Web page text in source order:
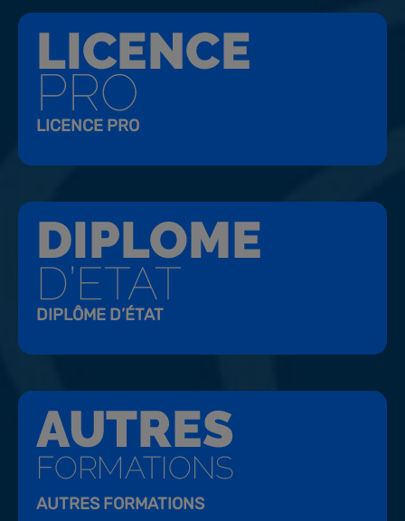
LICENCE PRO
DIPLÔME D’ÉTAT
AUTRES FORMATIONS